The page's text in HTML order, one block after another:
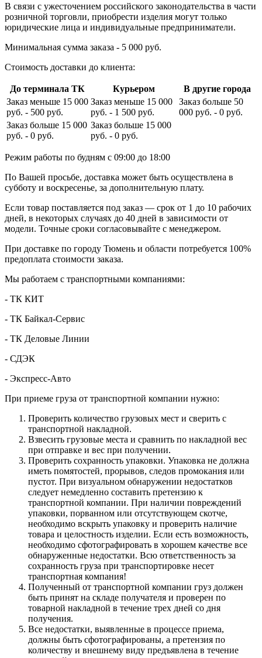
В связи с ужесточением российского законодательства в части
розничной торговли, приобрести изделия могут только
юридические лица и индивидуальные предприниматели.
Минимальная сумма заказа - 5 000 руб.
Стоимость доставки до клиента:
До терминала ТК Курьером
В другие города
Заказ меньше 15 000
руб. - 500 руб.
Заказ меньше 15 000
руб. - 1 500 руб.
Заказ больше 50
000 руб. - 0 руб.
Заказ больше 15 000
руб. - 0 руб.
Заказ больше 15 000
руб. - 0 руб.
Режим работы по будням с 09:00 до 18:00
По Вашей просьбе, доставка может быть осуществлена в
субботу и воскресенье, за дополнительную плату.
Если товар поставляется под заказ — срок от 1 до 10 рабочих
дней, в некоторых случаях до 40 дней в зависимости от
модели. Точные сроки согласовывайте с менеджером.
При доставке по городу Тюмень и области потребуется 100%
предоплата стоимости заказа.
Мы работаем с транспортными компаниями:
- ТК КИТ
- ТК Байкал-Сервис
- ТК Деловые Линии
- СДЭК
- Экспресс-Авто
При приеме груза от транспортной компании нужно:
Проверить количество грузовых мест и сверить с
транспортной накладной.
Взвесить грузовые места и сравнить по накладной вес
при отправке и вес при получении.
Проверить сохранность упаковки. Упаковка не должна
иметь помятостей, прорывов, следов промокания или
пустот. При визуальном обнаружении недостатков
следует немедленно составить претензию к
транспортной компании. При наличии повреждений
упаковки, порванном или отсутствующем скотче,
необходимо вскрыть упаковку и проверить наличие
товара и целостность изделии. Если есть возможность,
необходимо сфотографировать в хорошем качестве все
обнаруженные недостатки. Всю ответственность за
сохранность груза при транспортировке несет
транспортная компания!
Полученный от транспортной компании груз должен
быть принят на складе получателя и проверен по
товарной накладной в течение трех дней со дня
получения.
Все недостатки, выявленные в процессе приема,
должны быть сфотографированы, а претензия по
количеству и внешнему виду предъявлена в течение